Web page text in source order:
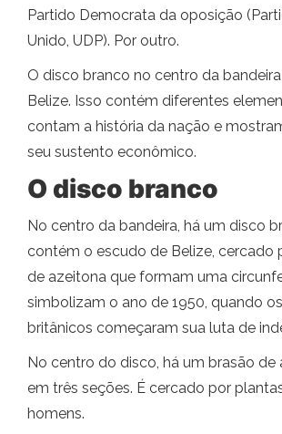
Partido Democrata da oposição
Unido, UDP). Por outro.
O disco branco no centro da
Belize. Isso contém diferentes
contam a história da nação e
seu sustento econômico.
O disco branco
No centro da bandeira, há um disco
contém o escudo de Belize, cercado
de azeitona que formam uma
simbolizam o ano de 1950, quando
britânicos começaram sua luta de
No centro do disco, há um brasão de
em três seções. É cercado por
homens.